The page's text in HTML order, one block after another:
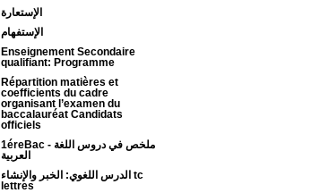
الإستعارة
الإستفهام
Enseignement Secondaire
qualifiant: Programme
Répartition matières et
coefficients du cadre
organisant l’examen du
baccalauréat Candidats
officiels
1éreBac - ملخص في دروس اللغة
العربية
الدرس اللغوي: الخبر والإنشاء tc
lettres